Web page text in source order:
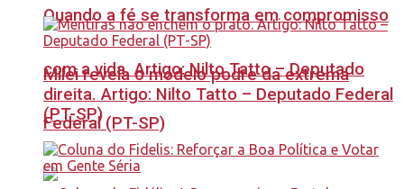
Quando a fé se transforma em compromisso
com a vida. Artigo: Nilto Tatto – Deputado
Federal (PT-SP)
Milei revela o modelo podre da extrema
direita. Artigo: Nilto Tatto – Deputado Federal
(PT-SP)